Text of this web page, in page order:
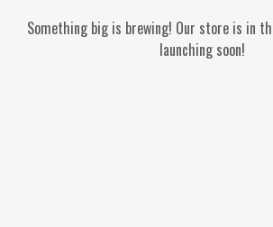
Something big is brewing! Our store is in
launching soon!